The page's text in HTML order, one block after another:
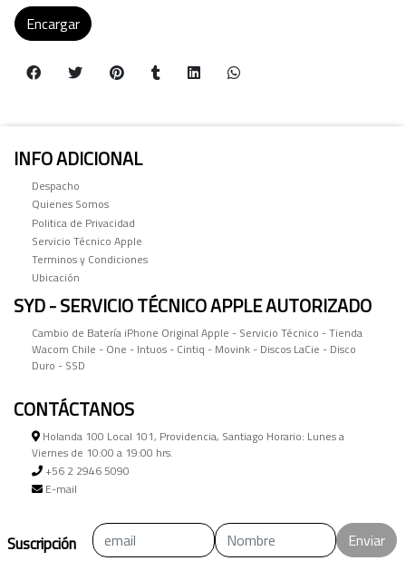
Encargar
INFO ADICIONAL
Despacho
Quienes Somos
Politica de Privacidad
Servicio Técnico Apple
Terminos y Condiciones
Ubicación
SYD - SERVICIO TÉCNICO APPLE AUTORIZADO
Cambio de Batería iPhone Original Apple - Servicio Técnico - Tienda
Wacom Chile - One - Intuos - Cintiq - Movink - Discos LaCie - Disco
Duro - SSD
CONTÁCTANOS
Holanda 100 Local 101, Providencia, Santiago Horario: Lunes a
Viernes de 10:00 a 19:00 hrs.
+56 2 2946 5090
E-mail
Suscripción Enviar